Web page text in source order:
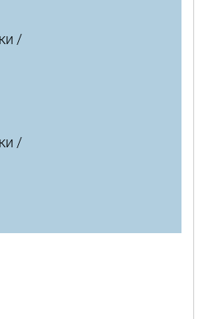
/
/